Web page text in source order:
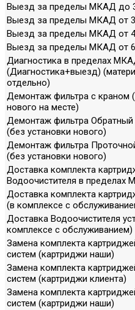
Выезд за пределы МКАД до
Выезд за пределы МКАД от
Выезд за пределы МКАД от
Выезд за пределы МКАД от
Диагностика в пределах
(Диагностика+выезд)
отдельно)
Демонтаж фильтра с краном
нового на месте)
Демонтаж фильтра
(без установки нового)
Демонтаж фильтра
(без установки нового)
Доставка комплекта
Водоочистителя в пределах
Доставка комплекта
(в комплексе с
Доставка Водоочистителя
комплексе с обслуживанием)
Замена комплекта
систем (картриджи наши)
Замена комплекта
систем (картриджи клиента)
Замена комплекта
систем (картриджи наши)